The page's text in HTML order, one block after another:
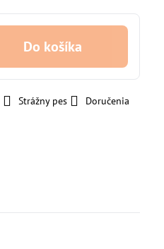
Do košíka
Strážny pes Doručenia